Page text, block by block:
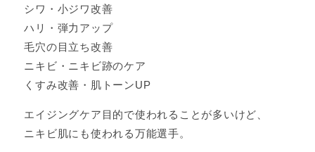
シワ・小ジワ改善
ハリ・弾力アップ
毛穴の目立ち改善
ニキビ・ニキビ跡のケア
くすみ改善・肌トーンUP
エイジングケア目的で使われることが多いけど、
ニキビ肌にも使われる万能選手。